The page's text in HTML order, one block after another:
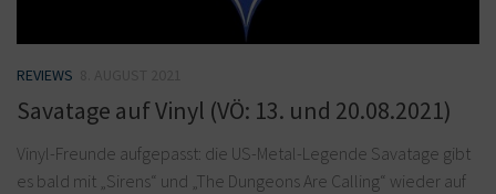
REVIEWS
Savatage auf Vinyl (VÖ: 13. und 20.08.2021)
Vinyl-Freunde aufgepasst: die US-Metal-Legende Savatage gibt
es bald mit „Sirens“ und „The Dungeons Are Calling“ wieder auf